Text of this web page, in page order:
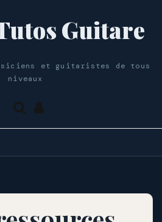
Guitare
et guitaristes de tous
niveaux